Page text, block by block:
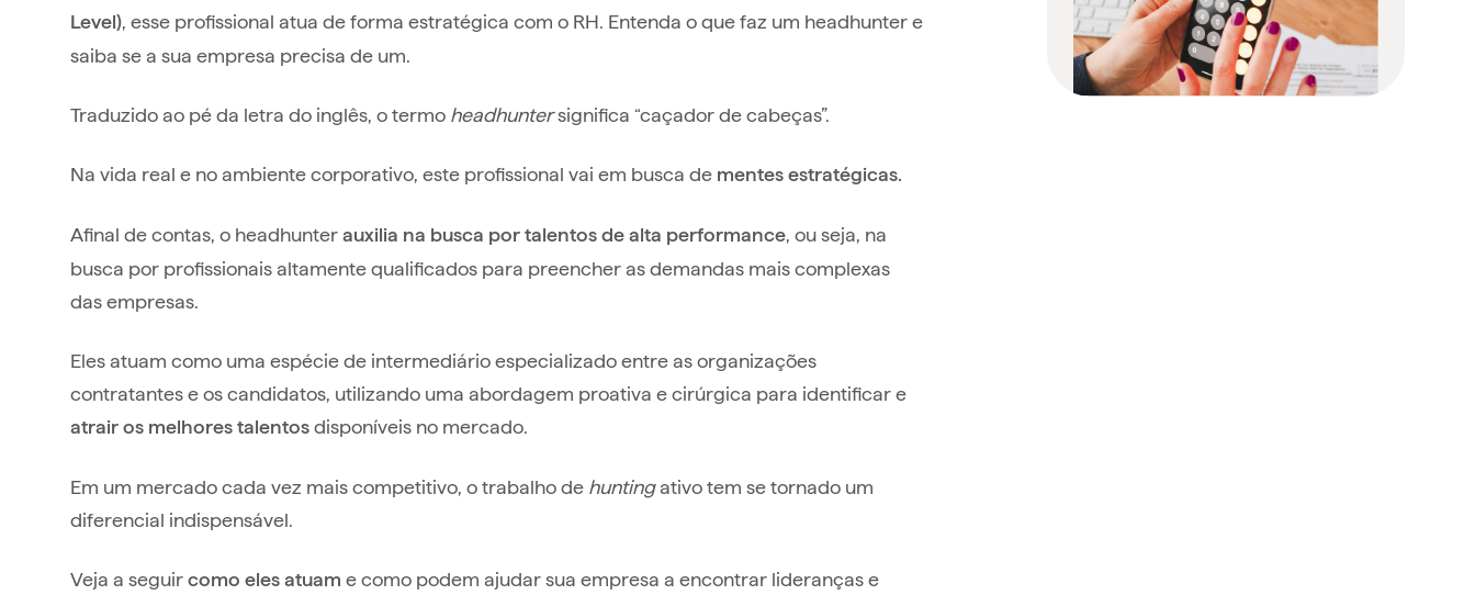
Level), esse profissional atua de forma estratégica com o RH. Entenda o que faz um headhunter e
saiba se a sua empresa precisa de um.
Traduzido ao pé da letra do inglês, o termo headhuntersignifica “caçador de cabeças”.
Na vida real e no ambiente corporativo, este profissional vai em busca de mentes estratégicas.
Afinal de contas, o headhunter auxilia na busca por talentos de alta performance, ou seja, na
busca por profissionais altamente qualificados para preencher as demandas mais complexas
das empresas.
Eles atuam como uma espécie de intermediário especializado entre as organizações
contratantes e os candidatos, utilizando uma abordagem proativa e cirúrgica para identificar e
atrair os melhores talentos disponíveis no mercado.
Em um mercado cada vez mais competitivo, o trabalho de huntingativo tem se tornado um
diferencial indispensável.
Veja a seguir como eles atuam e como podem ajudar sua empresa a encontrar lideranças e